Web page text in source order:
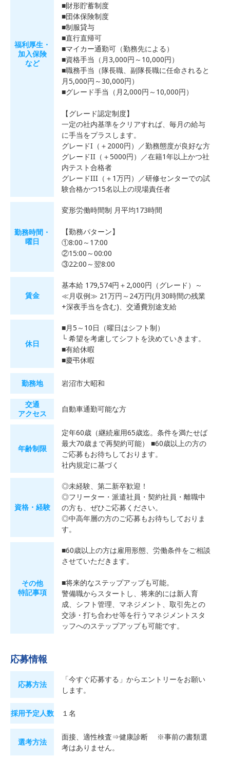
福利厚生・
加入保険
など
■財形貯蓄制度
■団体保険制度
■制服貸与
■直行直帰可
■マイカー通勤可（勤務先による）
■資格手当（月3,000円～10,000円）
■職務手当（隊長職、副隊長職に任命されると
月5,000円～30,000円）
■グレード手当（月2,000円～10,000円）
【グレード認定制度】
一定の社内基準をクリアすれば、毎月の給与
に手当をプラスします。
グレードI（＋2000円）／勤務態度が良好な方
グレードII（＋5000円）／在籍1年以上かつ社
内テスト合格者
グレードIII（＋1万円）／研修センターでの試
験合格かつ15名以上の現場責任者
勤務時間・
曜日
変形労働時間制 月平均173時間
【勤務パターン】
①8:00～17:00
②15:00～00:00
③22:00～翌8:00
賃金
基本給 179,574円＋2,000円（グレード）～
≪月収例≫ 21万円～24万円(月30時間の残業
+深夜手当を含む)、交通費別途支給
休日
■月5～10日（曜日はシフト制）
└ 希望を考慮してシフトを決めていきます。
■有給休暇
■慶弔休暇
勤務地 岩沼市大昭和
交通
アクセス
自動車通勤可能な方
年齢制限
定年60歳（継続雇用65歳迄。条件を満たせば
最大70歳まで再契約可能） ■60歳以上の方の
ご応募もお待ちしております。
社内規定に基づく
資格・経験
◎未経験、第二新卒歓迎！
◎フリーター・派遣社員・契約社員・離職中
の方も、ぜひご応募ください。
◎中高年層の方のご応募もお待ちしておりま
す。
その他
特記事項
■60歳以上の方は雇用形態、労働条件をご相談
させていただきます。
■将来的なステップアップも可能。
警備職からスタートし、将来的には新人育
成、シフト管理、マネジメント、取引先との
交渉・打ち合わせ等を行うマネジメントスタ
ッフへのステップアップも可能です。
応募情報
応募方法
「今すぐ応募する」からエントリーをお願い
します。
採用予定人数 １名
選考方法
面接、適性検査⇒健康診断 ※事前の書類選
考はありません。